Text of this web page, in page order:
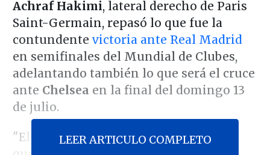
Achraf Hakimi, lateral derecho de Paris
Saint-Germain, repasó lo que fue la
contundente victoria ante Real Madrid
en semifinales del Mundial de Clubes,
adelantando también lo que será el cruce
ante Chelsea en la final del domingo 13
de julio.
"El equipo mostró supersonalidad
LEER ARTICULO COMPLETO